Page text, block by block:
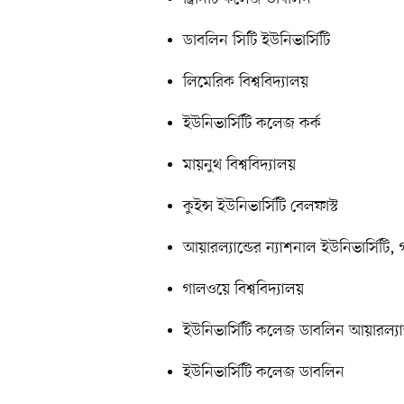
ডাবলিন সিটি ইউনিভার্সিটি
লিমেরিক বিশ্ববিদ্যালয়
ইউনিভার্সিটি কলেজ কর্ক
মায়নুথ বিশ্ববিদ্যালয়
কুইন্স ইউনিভার্সিটি বেলফাস্ট
আয়ারল্যান্ডের ন্যাশনাল
গালওয়ে বিশ্ববিদ্যালয়
ইউনিভার্সিটি কলেজ ডাবলিন
ইউনিভার্সিটি কলেজ ডাবলিন